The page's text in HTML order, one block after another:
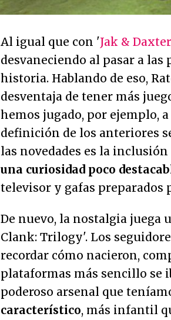
Al igual que con 'Jak &
desvaneciendo al pasar a las
historia. Hablando de eso,
desventaja de tener más
hemos jugado, por ejemplo, a
definición de los anteriores
las novedades es la inclusión
una curiosidad poco
televisor y gafas preparados
De nuevo, la nostalgia juega
Clank: Trilogy'. Los
recordar cómo nacieron,
plataformas más sencillo se
poderoso arsenal que
característico, más infantil